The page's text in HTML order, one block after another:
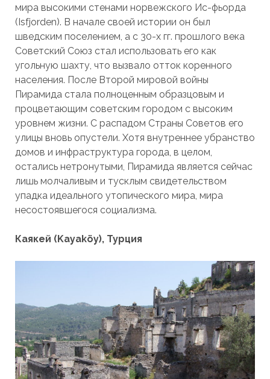
мира высокими стенами норвежского Ис-фьорда
(Isfjorden). В начале своей истории он был
шведским поселением, а с 30-х гг. прошлого века
Советский Союз стал использовать его как
угольную шахту, что вызвало отток коренного
населения. После Второй мировой войны
Пирамида стала полноценным образцовым и
процветающим советским городом с высоким
уровнем жизни. С распадом Страны Советов его
улицы вновь опустели. Хотя внутреннее убранство
домов и инфраструктура города, в целом,
остались нетронутыми, Пирамида является сейчас
лишь молчаливым и тусклым свидетельством
упадка идеального утопического мира, мира
несостоявшегося социализма.
Каякей (Kayaköy), Турция